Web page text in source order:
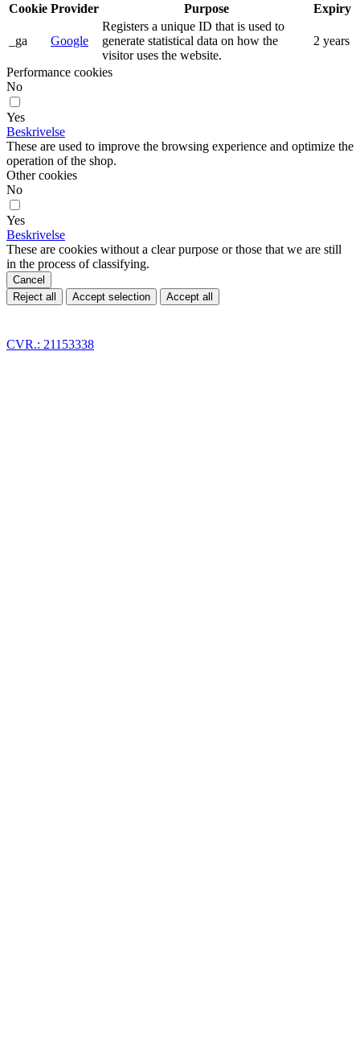
Cookie Provider Purpose Expiry
_ga Google
Registers a unique ID that is used to
generate statistical data on how the
visitor uses the website.
2 years
Performance cookies
No
Yes
Beskrivelse
These are used to improve the browsing experience and optimize the
operation of the shop.
Other cookies
No
Yes
Beskrivelse
These are cookies without a clear purpose or those that we are still
in the process of classifying.
Cancel
Reject all
Accept selection Accept all
CVR.: 21153338